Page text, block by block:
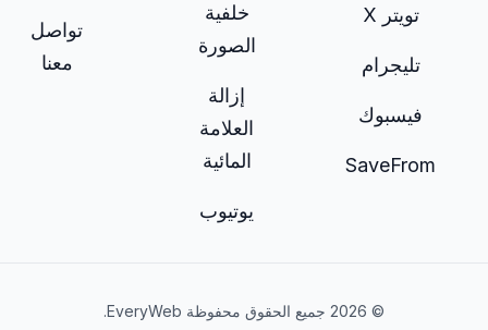
تويتر X
تليجرام
فيسبوك
SaveFrom
خلفية
الصورة
إزالة
العلامة
المائية
يوتيوب
تواصل
معنا
© 2026 جميع الحقوق محفوظة EveryWeb.